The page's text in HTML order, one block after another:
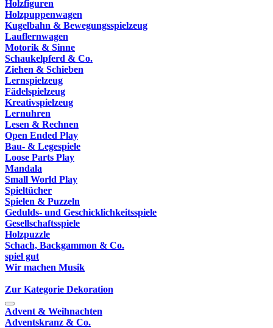
Holzfiguren
Holzpuppenwagen
Kugelbahn & Bewegungsspielzeug
Lauflernwagen
Motorik & Sinne
Schaukelpferd & Co.
Ziehen & Schieben
Lernspielzeug
Fädelspielzeug
Kreativspielzeug
Lernuhren
Lesen & Rechnen
Open Ended Play
Bau- & Legespiele
Loose Parts Play
Mandala
Small World Play
Spieltücher
Spielen & Puzzeln
Gedulds- und Geschicklichkeitsspiele
Gesellschaftsspiele
Holzpuzzle
Schach, Backgammon & Co.
spiel gut
Wir machen Musik
Zur Kategorie Dekoration
Advent & Weihnachten
Adventskranz & Co.